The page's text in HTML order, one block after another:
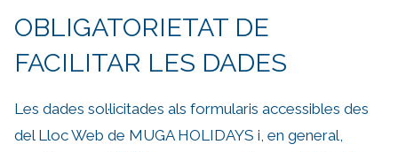
OBLIGATORIETAT DE
FACILITAR LES DADES
Les dades sol·licitades als formularis accessibles des
del Lloc Web de MUGA HOLIDAYS i, en general,